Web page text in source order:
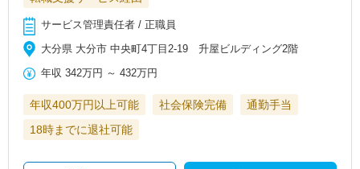
サービス管理責任者 / 正職員
大分県 大分市 中央町4丁目2-19 升屋ビルディング2階
年収 342万円 ～432万円
年収400万円以上可能 社会保険完備
通勤手当
18時までに退社可能